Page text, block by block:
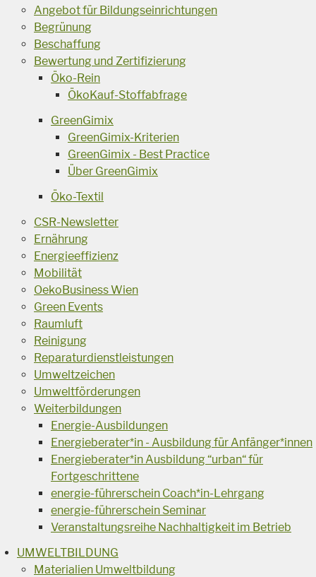
Angebot für Bildungseinrichtungen
Begrünung
Beschaffung
Bewertung und Zertifizierung
Öko-Rein
ÖkoKauf-Stoffabfrage
GreenGimix
GreenGimix-Kriterien
GreenGimix - Best Practice
Über GreenGimix
Öko-Textil
CSR-Newsletter
Ernährung
Energieeffizienz
Mobilität
OekoBusiness Wien
Green Events
Raumluft
Reinigung
Reparaturdienstleistungen
Umweltzeichen
Umweltförderungen
Weiterbildungen
Energie-Ausbildungen
Energieberater*in - Ausbildung für Anfänger*innen
Energieberater*in Ausbildung “urban“ für
Fortgeschrittene
energie-führerschein Coach*in-Lehrgang
energie-führerschein Seminar
Veranstaltungsreihe Nachhaltigkeit im Betrieb
UMWELTBILDUNG
Materialien Umweltbildung